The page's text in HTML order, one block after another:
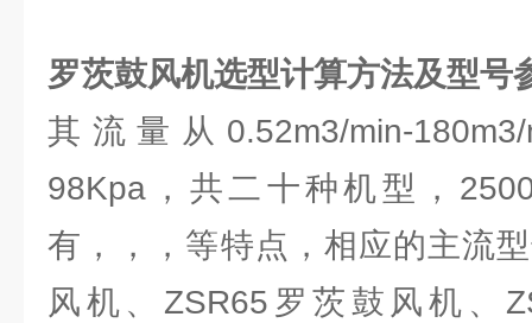
罗茨鼓风机选型计算方法及型号
其流量从0.52m3/min-
98Kpa，共二十种机型，
有，，，等特点，相应的主流
风机、ZSR65罗茨鼓风机、